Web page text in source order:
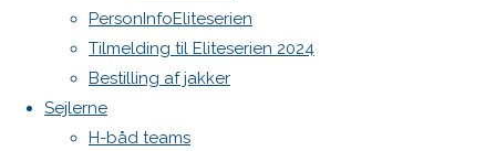
PersonInfoEliteserien
Tilmelding til Eliteserien 2024
Bestilling af jakker
Sejlerne
H-båd teams
2. juli 2024
2. juli 2024
Nyheder